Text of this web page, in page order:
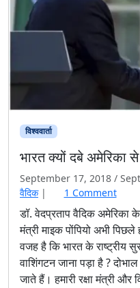
विश्ववार्ता
भारत क्यों दबे अमेरिका
September 17, 2018 /
वैदिक | 1 Commento
n
भा
र
त
क्यों
द
डॉ. वेदप्रताप वैदिक अमेरिका
मंत्री माइक पोंपियो अभी
वजह है कि भारत के राष्ट्रीय
वाशिंगटन जाना पड़ा है ?
जाते हैं। हमारी रक्षा मंत्री